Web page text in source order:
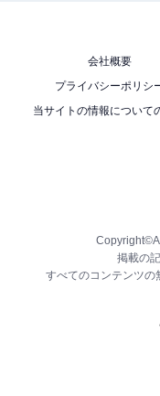
会社概要
プライバシーポリシ
当サイトの情報について
掲載の
すべてのコンテンツの